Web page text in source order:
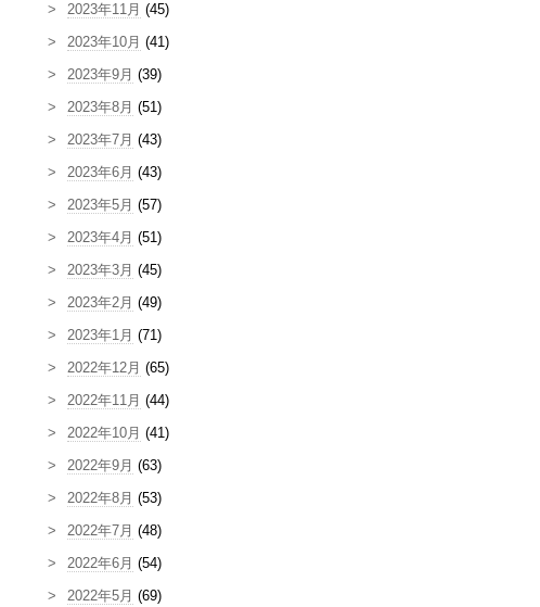
2023年11月 (45)
2023年10月 (41)
2023年9月 (39)
2023年8月 (51)
2023年7月 (43)
2023年6月 (43)
2023年5月 (57)
2023年4月 (51)
2023年3月 (45)
2023年2月 (49)
2023年1月 (71)
2022年12月 (65)
2022年11月 (44)
2022年10月 (41)
2022年9月 (63)
2022年8月 (53)
2022年7月 (48)
2022年6月 (54)
2022年5月 (69)